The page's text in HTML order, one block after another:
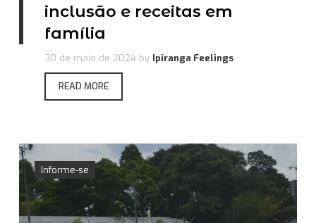
inclusão e receitas em
família
30 de maio de 2024 by Ipiranga Feelings
READ MORE
Informe-se